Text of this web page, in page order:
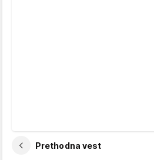
Prethodna vest